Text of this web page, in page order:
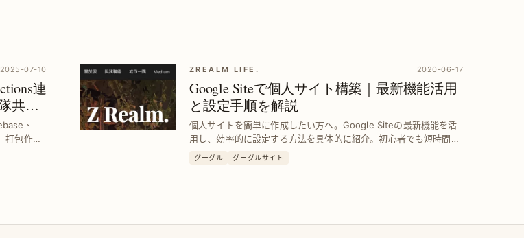
2025-07-10
連
共有
、
打包作業
ZREALM LIFE. 2020-06-17
Google Siteで個人サイト構築｜最新機能活用
と設定手順を解説
個人サイトを簡単に作成したい方へ。Google Siteの最新機能を活
用し、効率的に設定する方法を具体的に紹介。初心者でも短時間で
魅力的なサイトを完成できます。
グーグル グーグルサイト